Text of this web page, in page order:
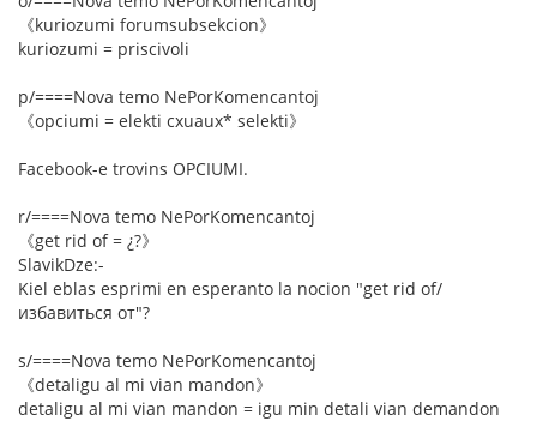
《kuriozumi forumsubsekcion》
kuriozumi = priscivoli
p/====Nova temo NePorKomencantoj
《opciumi = elekti cxuaux* selekti》
Facebook-e trovins OPCIUMI.
r/====Nova temo NePorKomencantoj
《get rid of = ¿?》
SlavikDze:-
Kiel eblas esprimi en esperanto la nocion "get rid of/
избавиться от"?
s/====Nova temo NePorKomencantoj
《detaligu al mi vian mandon》
detaligu al mi vian mandon = igu min detali vian demandon